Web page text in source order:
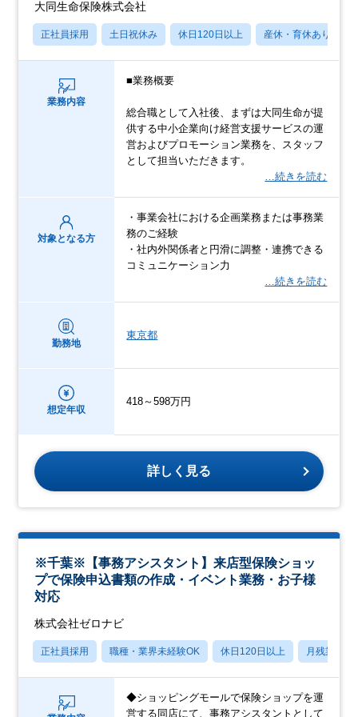
大同生命保険株式会社
正社員採用 土日祝休み 休日120日以上 産休・育休あり
業務内容
■業務概要
総合職として入社後、まずは大同生命が提
供する中小企業向け経営支援サービスの運
営およびプロモーション業務を、スタッフ
として担当いただきます。
…続きを読む
対象となる方
・事業会社における企画業務または事務業
務のご経験
・社内外関係者と円滑に調整・連携できる
コミュニケーション力
…続きを読む
勤務地
東京都
想定年収
418～598万円
詳しく見る
※千葉※【事務アシスタント】来店型保険ショッ
プで保険申込書類の作成・イベント業務・お子様
対応
株式会社ゼロナビ
正社員採用 職種・業界未経験OK 休日120日以上 月残業20
◆ショッピングモールで保険ショップを運
営する同店にて、事務アシスタントとして